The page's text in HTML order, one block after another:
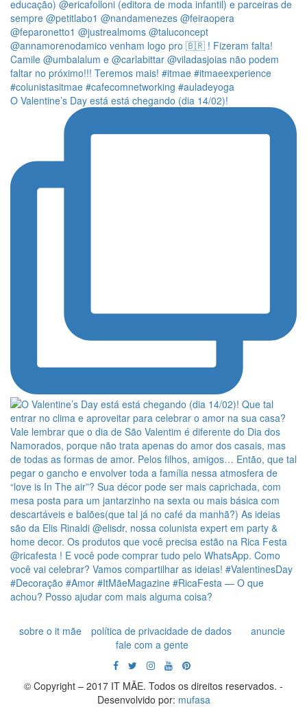
O Valentine’s Day está está chegando (dia 14/02)!
sobre o it mãe política de privacidade de dados
anuncie
fale com a gente
© Copyright – 2017 IT MÃE. Todos os direitos reservados. -
Desenvolvido por: mufasa